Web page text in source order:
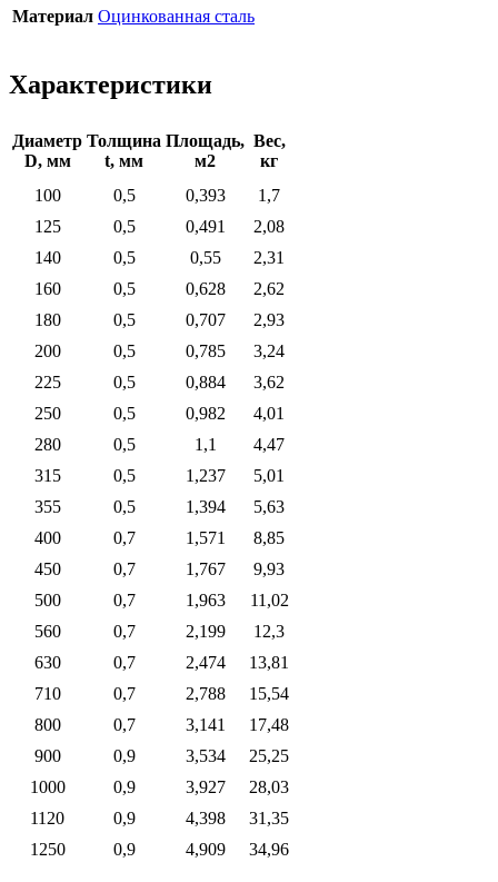
Материал Оцинкованная сталь
Характеристики
Диаметр
D, мм
Толщина
t, мм
Площадь,
м2
Вес,
кг
100
0,5 0,393
1,7
125
0,5 0,491
2,08
140
0,5 0,55
2,31
160
0,5 0,628
2,62
180
0,5 0,707
2,93
200
0,5 0,785
3,24
225
0,5 0,884
3,62
250
0,5 0,982
4,01
280
0,5 1,1
4,47
315
0,5 1,237
5,01
355
0,5 1,394
5,63
400
0,7 1,571
8,85
450
0,7 1,767
9,93
500
0,7 1,963
11,02
560
0,7 2,199
12,3
630
0,7 2,474
13,81
710
0,7 2,788
15,54
800
0,7 3,141
17,48
900
0,9 3,534
25,25
1000
0,9 3,927
28,03
1120
0,9 4,398
31,35
1250
0,9 4,909 34,96